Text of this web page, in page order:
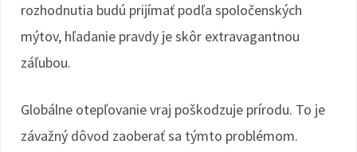
rozhodnutia budú prijímať podľa spoločenských
mýtov, hľadanie pravdy je skôr extravagantnou
záľubou.
Globálne otepľovanie vraj poškodzuje prírodu. To je
závažný dôvod zaoberať sa týmto problémom.